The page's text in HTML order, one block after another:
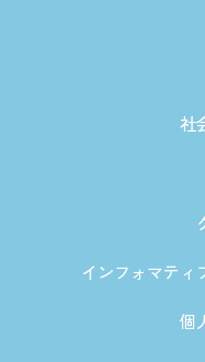
社
インフォマティ
個